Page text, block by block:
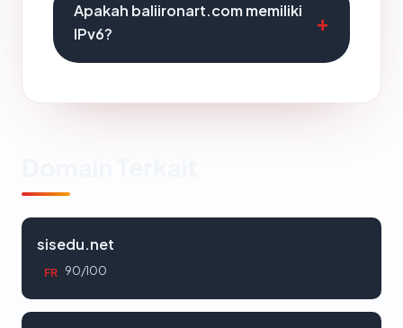
Apakah baliironart.com memiliki
IPv6?
sisedu.net
FR 90/100